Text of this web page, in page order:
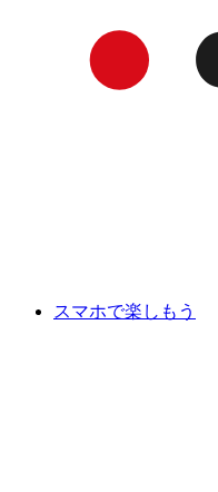
スマホで楽しもう